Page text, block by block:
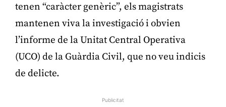
tenen “caràcter genèric”, els magistrats
mantenen viva la investigació i obvien
l’informe de la Unitat Central Operativa
(UCO) de la Guàrdia Civil, que no veu indicis
de delicte.
Publicitat